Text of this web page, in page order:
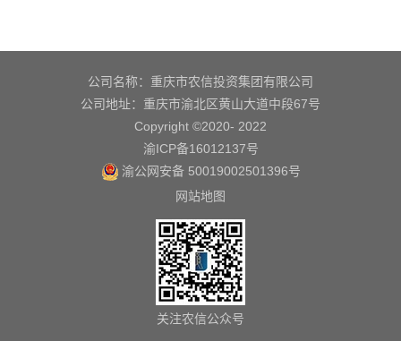
公司名称：重庆市农信投资集团有限公司
公司地址：重庆市渝北区黄山大道中段67号
Copyright ©2020- 2022
渝ICP备16012137号
渝公网安备 50019002501396号
网站地图
关注农信公众号